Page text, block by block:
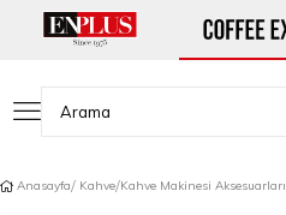
Anasayfa Kahve Kahve Makinesi Aksesuarları